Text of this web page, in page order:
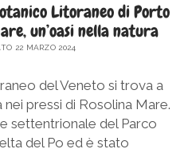
Litoraneo di Porto
un’oasi nella natura
22 MARZO 2024
del Veneto si trova a
pressi di Rosolina Mare.
settentrionale del Parco
del Po ed è stato